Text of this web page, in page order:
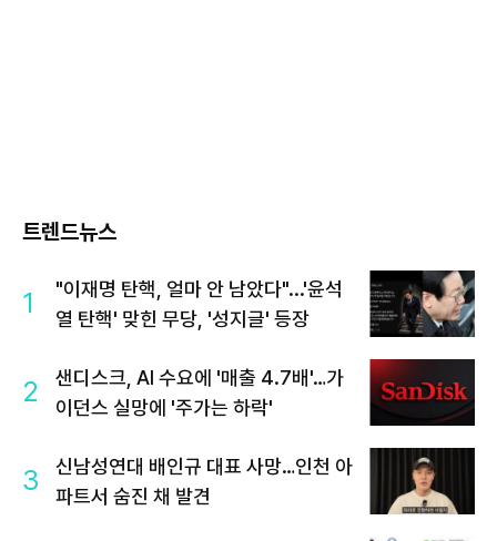
트렌드뉴스
1
"이재명 탄핵, 얼마 안 남았다"...'윤석
열 탄핵' 맞힌 무당, '성지글' 등장
2
샌디스크, AI 수요에 '매출 4.7배'…가
이던스 실망에 '주가는 하락'
3
신남성연대 배인규 대표 사망…인천 아
파트서 숨진 채 발견